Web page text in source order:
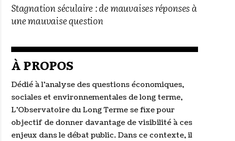
Stagnation séculaire : de mauvaises réponses à
une mauvaise question
À PROPOS
Dédié à l’analyse des questions économiques,
sociales et environnementales de long terme,
L’Observatoire du Long Terme se fixe pour
objectif de donner davantage de visibilité à ces
enjeux dans le débat public. Dans ce contexte, il